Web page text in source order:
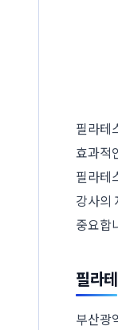
필라테
효과적
필라테
강사의
중요합
필라
부산광